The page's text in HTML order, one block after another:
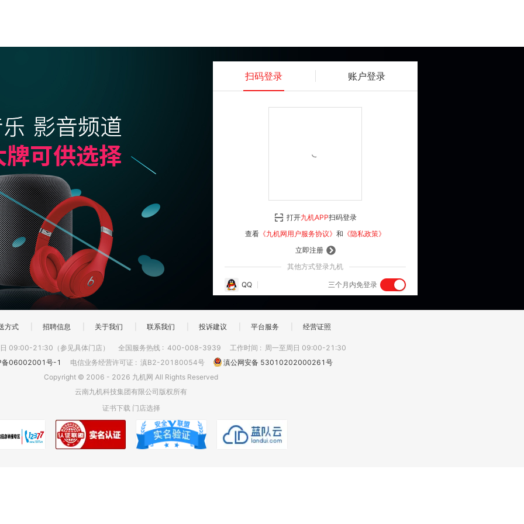
扫码登录 账户登录
登 录
立即注册
其他方式登录九机
QQ 三个月内免登录
打开九机APP扫码登录
查看 《九机网用户服务协议》 和 《隐私政策》
方式 招聘信息 关于我们 联系我们 投诉建议 平台服务 经营证照
09:00-21:30（参见具体门店） 全国服务热线 : 400-008-3939 工作时间 : 周一至周日 09:00-21:30
备06002001号-1
电信业务经营许可证 : 滇B2-20180054号
滇公网安备 53010202000261号
Copyright © 2006 - 2026 九机网 All Rights Reserved
云南九机科技集团有限公司版权所有
证书下载 门店选择